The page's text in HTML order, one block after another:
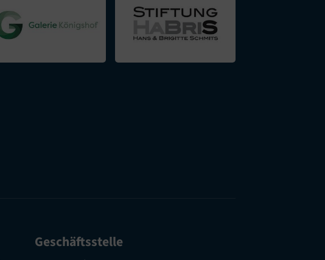
Geschäftsstelle